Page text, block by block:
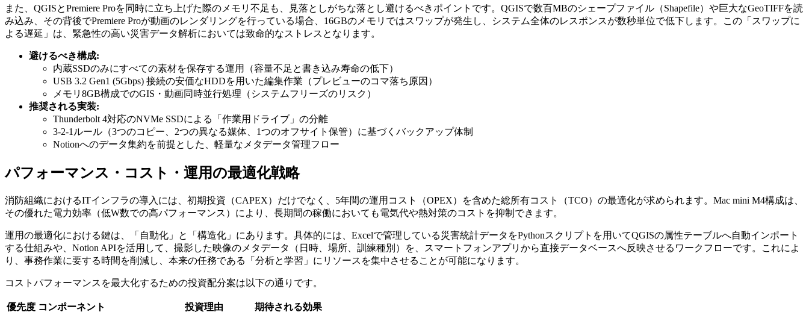
また、QGISとPremiere Proを同時に立ち上げた際のメモリ不足も、見落としがちな落とし避けるべきポイントです。QGISで数百MBのシェープファイル（Shapefile）や巨大なGeoTIFFを読
み込み、その背後でPremiere Proが動画のレンダリングを行っている場合、16GBのメモリではスワップが発生し、システム全体のレスポンスが数秒単位で低下します。この「スワップに
よる遅延」は、緊急性の高い災害データ解析においては致命的なストレスとなります。
避けるべき構成:
内蔵SSDのみにすべての素材を保存する運用（容量不足と書き込み寿命の低下）
USB 3.2 Gen1 (5Gbps) 接続の安価なHDDを用いた編集作業（プレビューのコマ落ち原因）
メモリ8GB構成でのGIS・動画同時並行処理（システムフリーズのリスク）
推奨される実装:
Thunderbolt 4対応のNVMe SSDによる「作業用ドライブ」の分離
3-2-1ルール（3つのコピー、2つの異なる媒体、1つのオフサイト保管）に基づくバックアップ体制
Notionへのデータ集約を前提とした、軽量なメタデータ管理フロー
パフォーマンス・コスト・運用の最適化戦略
消防組織におけるITインフラの導入には、初期投資（CAPEX）だけでなく、5年間の運用コスト（OPEX）を含めた総所有コスト（TCO）の最適化が求められます。Mac mini M4構成は、
その優れた電力効率（低W数での高パフォーマンス）により、長期間の稼働においても電気代や熱対策のコストを抑制できます。
運用の最適化における鍵は、「自動化」と「構造化」にあります。具体的には、Excelで管理している災害統計データをPythonスクリプトを用いてQGISの属性テーブルへ自動インポート
する仕組みや、Notion APIを活用して、撮影した映像のメタデータ（日時、場所、訓練種別）を、スマートフォンアプリから直接データベースへ反映させるワークフローです。これによ
り、事務作業に要する時間を削減し、本来の任務である「分析と学習」にリソースを集中させることが可能になります。
コストパフォーマンスを最大化するための投資配分案は以下の通りです。
優先度 コンポーネント 投資理由
期待される効果